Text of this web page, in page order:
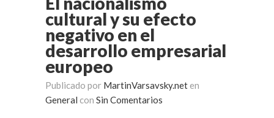
cultural y su efecto
negativo en el
desarrollo empresarial
europeo
Publicado por MartinVarsavsky.net en
General con Sin Comentarios